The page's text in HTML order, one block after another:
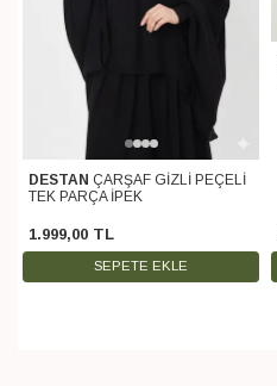
DESTAN ÇARŞAF GİZLİ PEÇELİ
TEK PARÇA İPEK
1.999,00 TL
SEPETE EKLE